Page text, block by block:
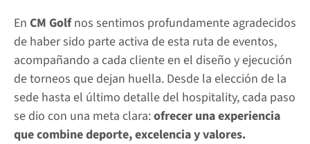
En CM Golf nos sentimos profundamente agradecidos
de haber sido parte activa de esta ruta de eventos,
acompañando a cada cliente en el diseño y ejecución
de torneos que dejan huella. Desde la elección de la
sede hasta el último detalle del hospitality, cada paso
se dio con una meta clara: ofrecer una experiencia
que combine deporte, excelencia y valores.